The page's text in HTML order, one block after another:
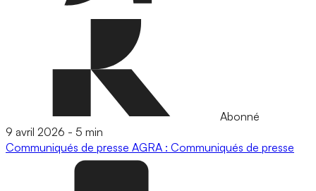
Abonné
9 avril 2026 - 5 min
Communiqués de presse AGRA : Communiqués de presse